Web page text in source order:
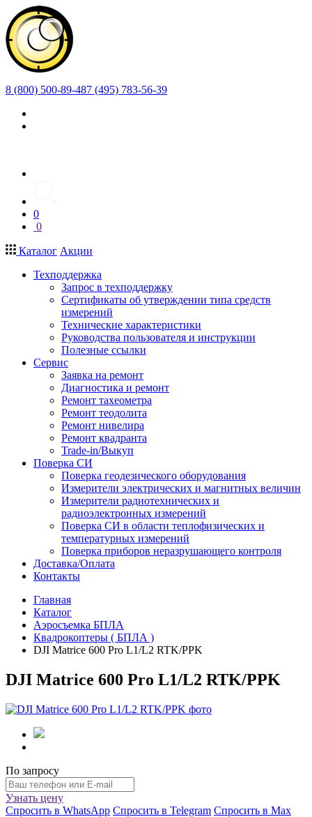
8 (800) 500-89-487 (495) 783-56-39
0
0
Каталог Акции
Техподдержка
Запрос в техподдержку
Сертификаты об утверждении типа средств
измерений
Технические характеристики
Руководства пользователя и инструкции
Полезные ссылки
Сервис
Заявка на ремонт
Диагностика и ремонт
Ремонт тахеометра
Ремонт теодолита
Ремонт нивелира
Ремонт квадранта
Trade-in/Выкуп
Поверка СИ
Поверка геодезического оборудования
Измерители электрических и магнитных величин
Измерители радиотехнических и
радиоэлектронных измерений
Поверка СИ в области теплофизических и
температурных измерений
Поверка приборов неразрушающего контроля
Доставка/Оплата
Контакты
Главная
Каталог
Аэросъемка БПЛА
Квадрокоптеры ( БПЛА )
DJI Matrice 600 Pro L1/L2 RTK/PPK
DJI Matrice 600 Pro L1/L2 RTK/PPK
По запросу
Узнать цену
Спросить в WhatsApp Спросить в Telegram Спросить в Max